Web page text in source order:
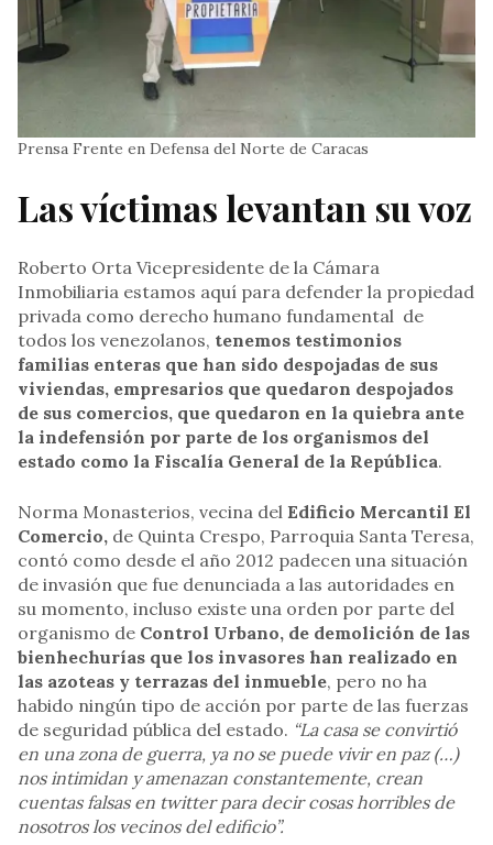
Prensa Frente en Defensa del Norte de Caracas
Las víctimas levantan su voz
Roberto Orta Vicepresidente de la Cámara
Inmobiliaria estamos aquí para defender la propiedad
privada como derecho humano fundamental de
todos los venezolanos, tenemos testimonios
familias enteras que han sido despojadas de sus
viviendas, empresarios que quedaron despojados
de sus comercios, que quedaron en la quiebra ante
la indefensión por parte de los organismos del
estado como la Fiscalía General de la República.
Norma Monasterios, vecina del Edificio Mercantil El
Comercio, de Quinta Crespo, Parroquia Santa Teresa,
contó como desde el año 2012 padecen una situación
de invasión que fue denunciada a las autoridades en
su momento, incluso existe una orden por parte del
organismo de Control Urbano, de demolición de las
bienhechurías que los invasores han realizado en
las azoteas y terrazas del inmueble, pero no ha
habido ningún tipo de acción por parte de las fuerzas
de seguridad pública del estado. “La casa se convirtió
en una zona de guerra, ya no se puede vivir en paz (…)
nos intimidan y amenazan constantemente, crean
cuentas falsas en twitter para decir cosas horribles de
nosotros los vecinos del edificio”.